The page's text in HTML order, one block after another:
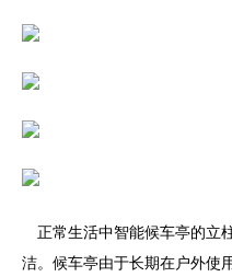
正常生活中智能候车亭的立
洁。候车亭由于长期在户外使